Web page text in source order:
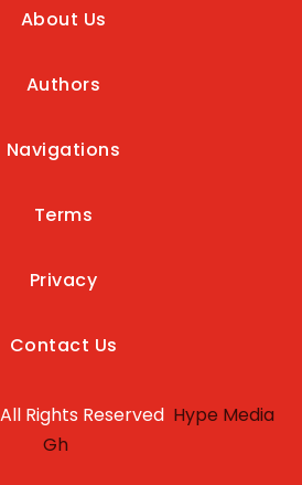
About Us
Authors
Navigations
Terms
Privacy
Contact Us
Rights Reserved Hype Media
Gh